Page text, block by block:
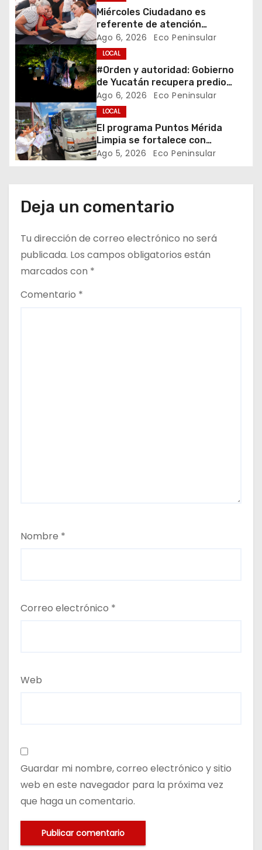
n
d
e
n
t
r
d
a
s
Miércoles Ciudadano es
referente de atención
oportuna y clara para las y los
meridanos; Cecilia Patrón
Ago 6, 2026 Eco Peninsular
LOCAL
#Orden y autoridad: Gobierno
de Yucatán recupera predio
estatal invadido en San José
Tecoh
Ago 6, 2026 Eco Peninsular
LOCAL
El programa Puntos Mérida
Limpia se fortalece con
coordinación y colaboración
Ago 5, 2026 Eco Peninsular
Deja un comentario
Tu dirección de correo electrónico no será
publicada. Los campos obligatorios están
marcados con *
Comentario *
Nombre *
Correo electrónico *
Web
Guardar mi nombre, correo electrónico y sitio
web en este navegador para la próxima vez
que haga un comentario.